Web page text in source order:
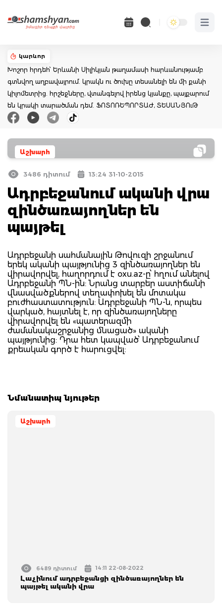
Open
կարևոր
Խոշոր հրդեհ՝ Երևանի Սիլիկյան թաղամասի հարևանությամբ
գտնվող աղբավայրում. կրակն ու ծուխը տեսանելի են մի քանի
կիլոմետրից. հրշեջները, վտանգելով իրենց կյանքը, պայքարում
են կրակի տարածման դեմ. ՖՈՏՈՌԵՊՈՐՏԱԺ, ՏԵՍԱՆՅՈւԹ
Աշխարհ
3486 դիտում 13:24 31-10-2015
Ադրբեջանում ականի վրա
զինծառայողներ են
պայթել
Ադրբեջանի սահմանային Թովուզի շրջանում
երեկ ականի պայթյունից 3 զինծառայողներ են
վիրավորվել, հաղորդում է oxu.az-ը՝ հղում անելով
Ադրբեջանի ՊՆ-ին: Նրանց տարբեր աստիճանի
վնասվածքներով տեղափոխել են մոտակա
բուժհաստատություն: Ադրբեջանի ՊՆ-ն, որպես
վարկած, հայտնել է, որ զինծառայողները
վիրավորվել են «պատերազմի
ժամանակաշրջանից մնացած» ականի
պայթյունից: Դրա հետ կապված՝ Ադրբեջանում
քրեական գործ է հարուցվել:
Նմանատիպ նյութեր
Աշխարհ
6489 դիտում 14:11 22-08-2022
Լաչինում ադրբեջանցի զինծառայողներ են
պայթել ականի վրա